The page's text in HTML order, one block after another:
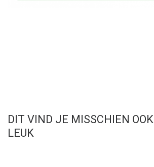
DIT VIND JE MISSCHIEN OOK
LEUK